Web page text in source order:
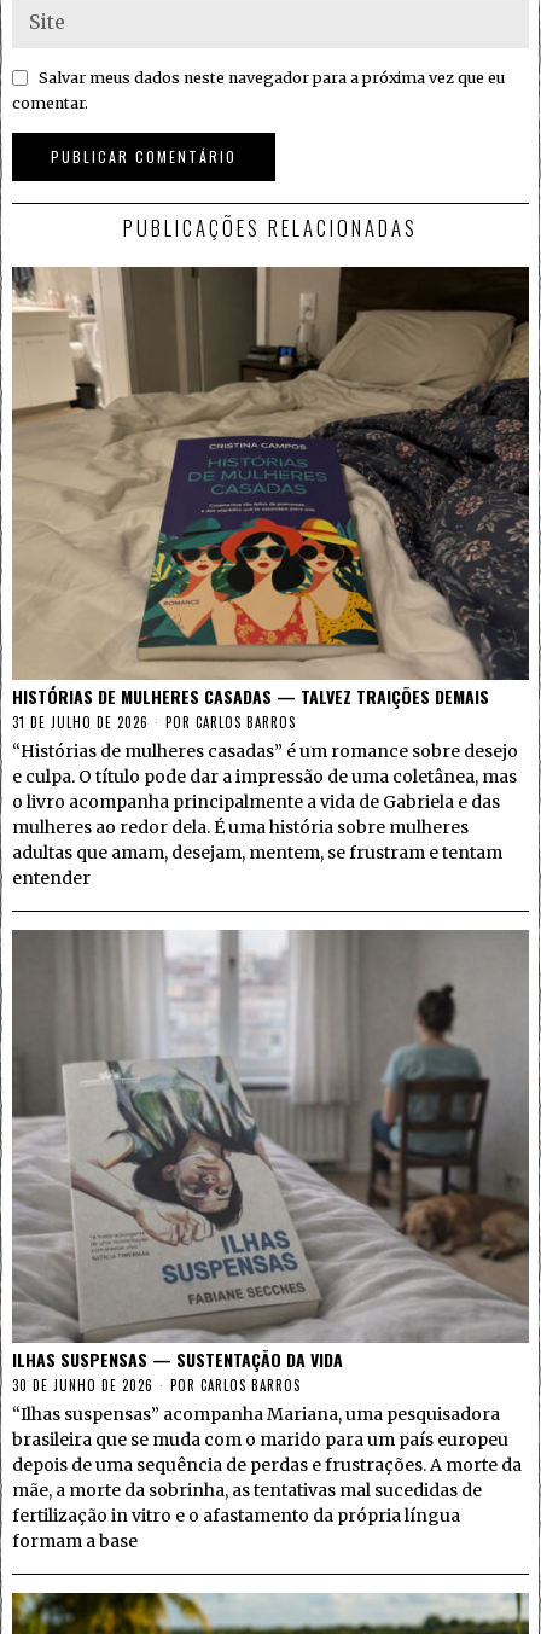
Salvar meus dados neste navegador para a próxima vez que eu
comentar.
PUBLICAÇÕES RELACIONADAS
HISTÓRIAS DE MULHERES CASADAS — TALVEZ TRAIÇÕES DEMAIS
31 DE JULHO DE 2026 POR CARLOS BARROS
“Histórias de mulheres casadas” é um romance sobre desejo
e culpa. O título pode dar a impressão de uma coletânea, mas
o livro acompanha principalmente a vida de Gabriela e das
mulheres ao redor dela. É uma história sobre mulheres
adultas que amam, desejam, mentem, se frustram e tentam
entender
ILHAS SUSPENSAS — SUSTENTAÇÃO DA VIDA
30 DE JUNHO DE 2026 POR CARLOS BARROS
“Ilhas suspensas” acompanha Mariana, uma pesquisadora
brasileira que se muda com o marido para um país europeu
depois de uma sequência de perdas e frustrações. A morte da
mãe, a morte da sobrinha, as tentativas mal sucedidas de
fertilização in vitro e o afastamento da própria língua
formam a base